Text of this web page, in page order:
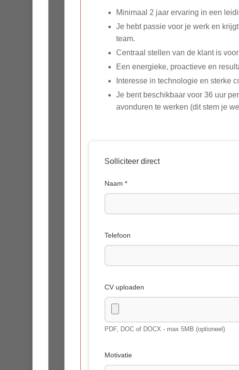
Minimaal 2 jaar ervaring in een
Je hebt passie voor je werk en
team.
Centraal stellen van de klant is
Een energieke, proactieve en
Interesse in technologie en sterke
Je bent beschikbaar voor 36 uur
avonduren te werken (dit stem je
Solliciteer direct
Naam *
Telefoon
CV uploaden
PDF, DOC of DOCX - max 5MB (optioneel)
Motivatie